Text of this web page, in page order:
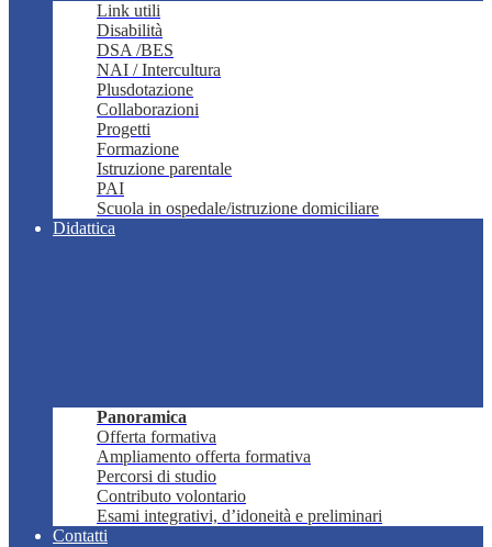
Link utili
Disabilità
DSA /BES
NAI / Intercultura
Plusdotazione
Collaborazioni
Progetti
Formazione
Istruzione parentale
PAI
Scuola in ospedale/istruzione domiciliare
Didattica
Panoramica
Offerta formativa
Ampliamento offerta formativa
Percorsi di studio
Contributo volontario
Esami integrativi, d’idoneità e preliminari
Contatti